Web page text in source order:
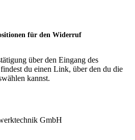
für den Widerruf
über den Eingang des
du einen Link, über den du die
kannst.
GmbH